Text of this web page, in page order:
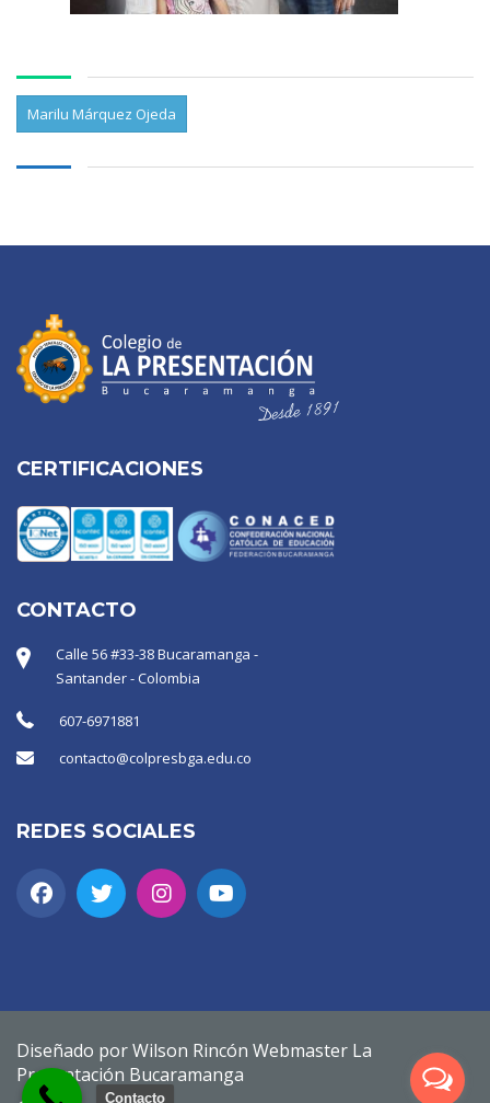
Marilu Márquez Ojeda
CERTIFICACIONES
CONTACTO
Calle 56 #33-38 Bucaramanga -
Santander - Colombia
607-6971881
contacto@colpresbga.edu.co
REDES SOCIALES
Diseñado por Wilson Rincón Webmaster La
Presentación Bucaramanga
Contacto